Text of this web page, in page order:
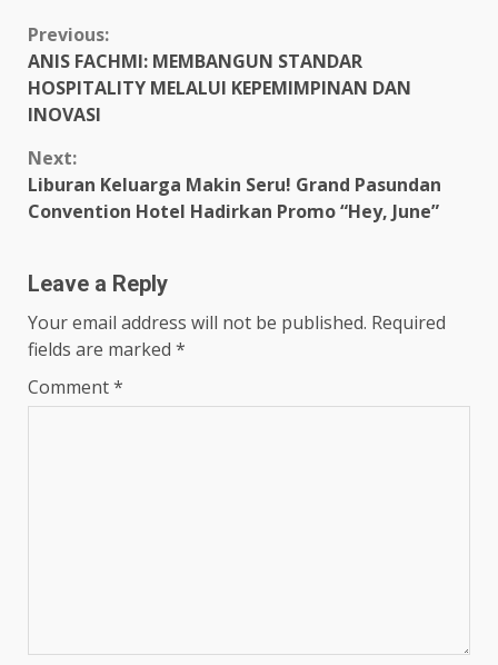
Continue
Reading
Previous:
ANIS FACHMI: MEMBANGUN STANDAR
HOSPITALITY MELALUI KEPEMIMPINAN DAN
INOVASI
Next:
Liburan Keluarga Makin Seru! Grand Pasundan
Convention Hotel Hadirkan Promo “Hey, June”
Leave a Reply
Your email address will not be published. Required
fields are marked *
Comment*